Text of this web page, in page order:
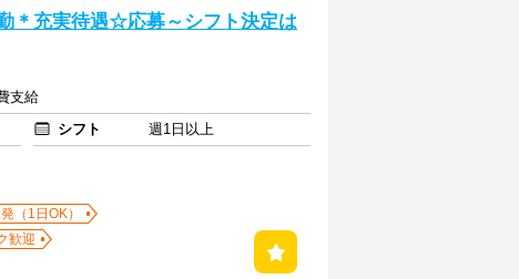
＊充実待遇☆応募～シフト決定は
支給
シフト
週1日以上
（1日OK）
歓迎